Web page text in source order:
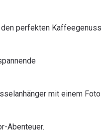
perfekten Kaffeegenuss
mit einem Foto
Abenteuer.